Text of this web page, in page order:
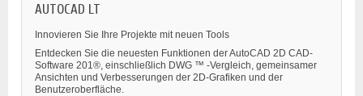
AUTOCAD LT
Innovieren Sie Ihre Projekte mit neuen Tools
Entdecken Sie die neuesten Funktionen der AutoCAD 2D CAD-
Software 201®, einschließlich DWG ™ -Vergleich, gemeinsamer
Ansichten und Verbesserungen der 2D-Grafiken und der
Benutzeroberfläche.